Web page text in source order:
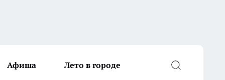
Афиша Лето в городе